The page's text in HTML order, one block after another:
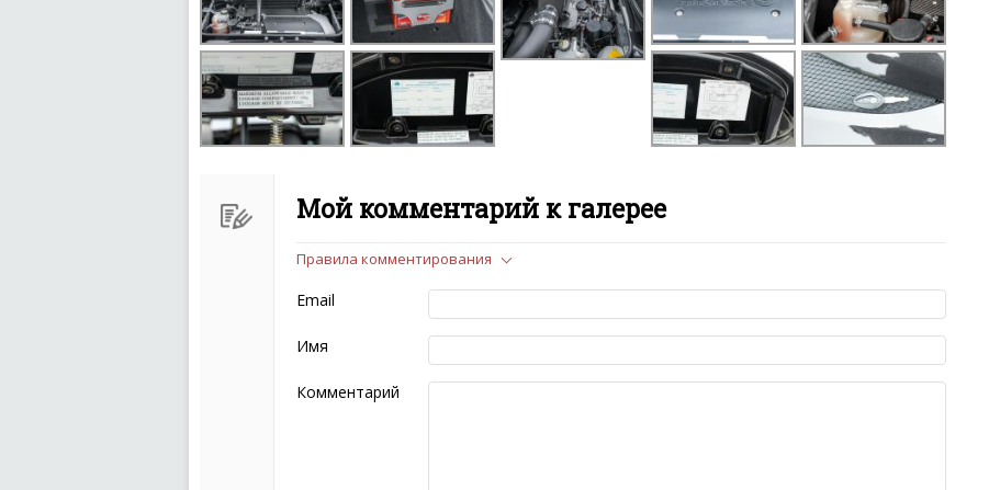
Мой комментарий к галерее
Чтобы ваш комментарий был опубликован на сайте, вам нужно придерживаться
следующих правил:
Комментарий не может быть слишком короткой — избегайте односложных и чисто
эмоциональных высказываний.
Не стоит отклоняться от предмета обсуждения.
Пожалуйста, не используйте в комментарие оскорбления и нецензурную лексику, а
также призывы к насилию и высказывания, направленные на разжигание расовой,
Правила комментирования
Email
Имя
Комментарий